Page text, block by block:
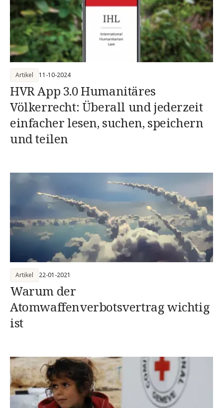
HVR App 3.0 Humanitäres
Völkerrecht: Überall und jederzeit
einfacher lesen, suchen, speichern
und teilen
Artikel 11-10-2024
Warum der
Atomwaffenverbotsvertrag wichtig
ist
Artikel 22-01-2021